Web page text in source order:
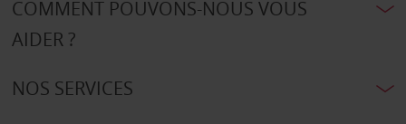
COMMENT POUVONS-NOUS VOUS
AIDER ?
NOS SERVICES